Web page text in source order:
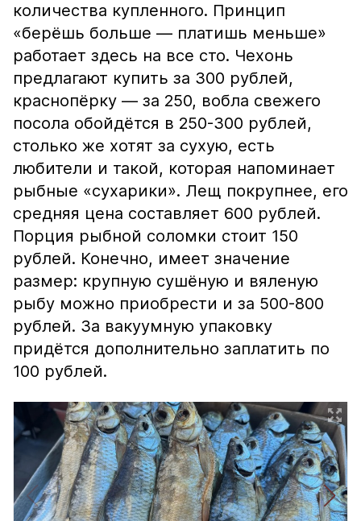
количества купленного. Принцип
«берёшь больше — платишь меньше»
работает здесь на все сто. Чехонь
предлагают купить за 300 рублей,
краснопёрку — за 250, вобла свежего
посола обойдётся в 250-300 рублей,
столько же хотят за сухую, есть
любители и такой, которая напоминает
рыбные «сухарики». Лещ покрупнее, его
средняя цена составляет 600 рублей.
Порция рыбной соломки стоит 150
рублей. Конечно, имеет значение
размер: крупную сушёную и вяленую
рыбу можно приобрести и за 500-800
рублей. За вакуумную упаковку
придётся дополнительно заплатить по
100 рублей.